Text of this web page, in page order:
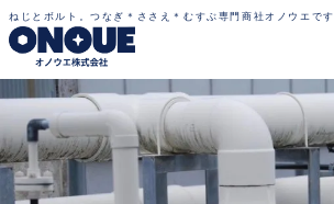
ねじとボルト。つなぎ＊ささえ＊むすぶ専門商社オノウエです